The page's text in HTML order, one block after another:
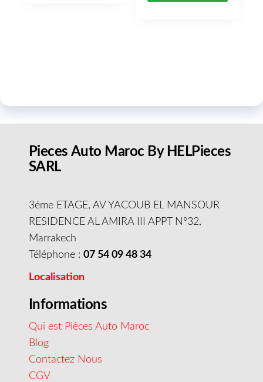
Pieces Auto Maroc By HELPieces
SARL
3éme ETAGE, AV YACOUB EL MANSOUR
RESIDENCE AL AMIRA III APPT N°32,
Marrakech
Téléphone : 07 54 09 48 34
Localisation
Informations
Qui est Pièces Auto Maroc
Blog
Contactez Nous
CGV